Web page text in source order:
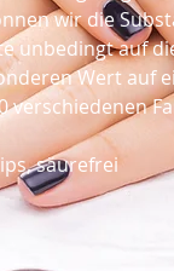
wir die
unbedingt auf
Wert auf
verschiedenen
säurefrei